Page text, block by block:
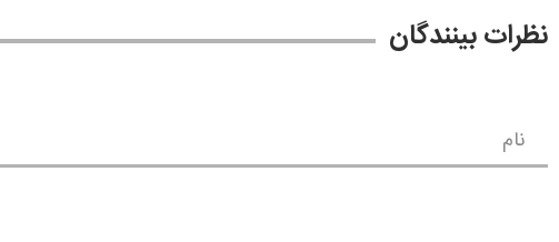
نظرات بینندگان
نام